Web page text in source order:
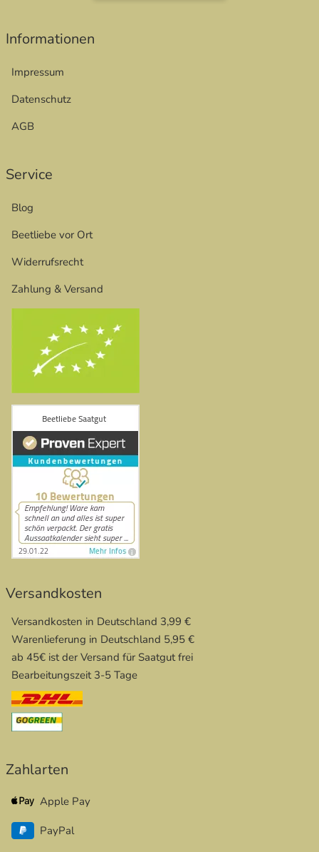
Informationen
Impressum
Datenschutz
AGB
Service
Blog
Beetliebe vor Ort
Widerrufsrecht
Zahlung & Versand
Versandkosten
Versandkosten in Deutschland 3,99 €
Warenlieferung in Deutschland 5,95 €
ab 45€ ist der Versand für Saatgut frei
Bearbeitungszeit 3-5 Tage
Zahlarten
Apple Pay
PayPal